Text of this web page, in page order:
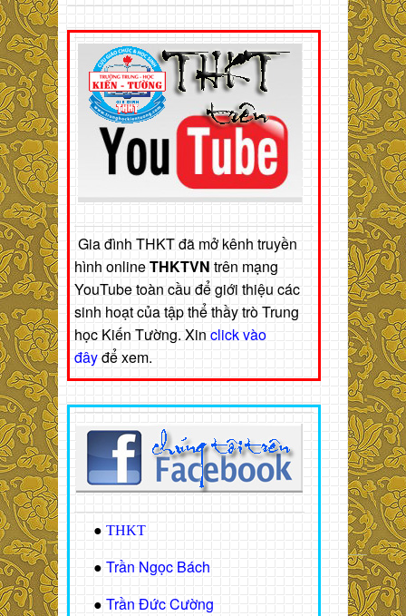
Gia đình THKT đã mở kênh truyền
hình onlineTHKTVN trên mạng
YouTube toàn cầu để giới thiệu các
sinh hoạt của tập thể thầy trò Trung
học Kiến Tường. Xin click vào
đâyđể xem.
● THKT
● Trần Ngọc Bách
● Trần Đức Cường